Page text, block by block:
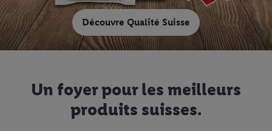
Découvre Qualité Suisse
Un foyer pour les meilleurs
produits suisses.